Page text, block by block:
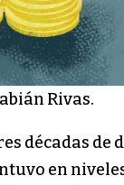
Rivas.
décadas de
en